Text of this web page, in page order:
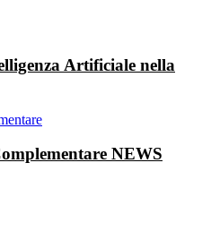
Artificiale nella
NEWS